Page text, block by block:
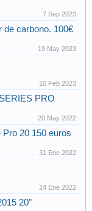
7 Sep 2023
de carbono. 100€
19 May 2023
10 Feb 2023
PRO
20 May 2022
20 150 euros
31 Ene 2022
24 Ene 2022
20"